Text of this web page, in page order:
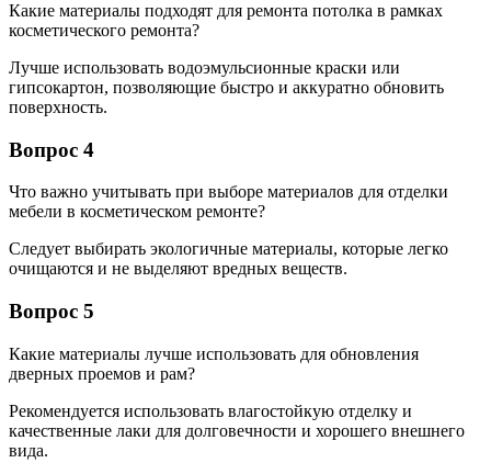
Какие материалы подходят для ремонта потолка в рамках
косметического ремонта?
Лучше использовать водоэмульсионные краски или
гипсокартон, позволяющие быстро и аккуратно обновить
поверхность.
Вопрос 4
Что важно учитывать при выборе материалов для отделки
мебели в косметическом ремонте?
Следует выбирать экологичные материалы, которые легко
очищаются и не выделяют вредных веществ.
Вопрос 5
Какие материалы лучше использовать для обновления
дверных проемов и рам?
Рекомендуется использовать влагостойкую отделку и
качественные лаки для долговечности и хорошего внешнего
вида.